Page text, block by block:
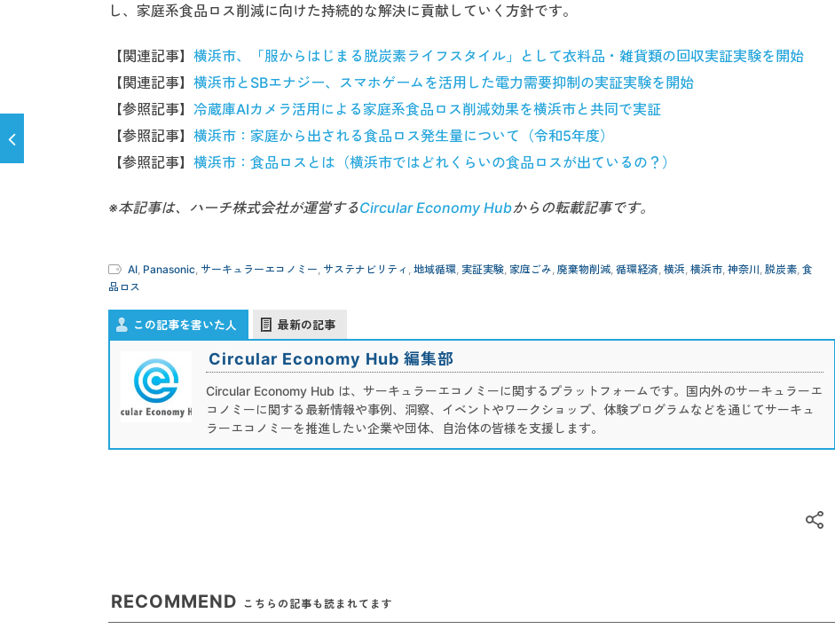
し、家庭系食品ロス削減に向けた持続的な解決に貢献していく方針です。
【関連記事】 横浜市、「服からはじまる脱炭素ライフスタイル」として衣料品・雑貨類の回収実証実験を開始
【関連記事】 横浜市とSBエナジー、スマホゲームを活用した電力需要抑制の実証実験を開始
【参照記事】 冷蔵庫AIカメラ活用による家庭系食品ロス削減効果を横浜市と共同で実証
【参照記事】 横浜市：家庭から出される食品ロス発生量について（令和5年度）
【参照記事】 横浜市：食品ロスとは（横浜市ではどれくらいの食品ロスが出ているの？）
※本記事は、ハーチ株式会社が運営するCircular Economy Hubからの転載記事です。
AI, Panasonic, サーキュラーエコノミー, サステナビリティ , 地域循環, 実証実験, 家庭ごみ, 廃棄物削減, 循環経済, 横浜, 横浜市, 神奈川, 脱炭素, 食
品ロス
この記事を書いた人 最新の記事
Circular Economy Hub 編集部
Circular Economy Hub は、サーキュラーエコノミーに関するプラットフォームです。国内外のサーキュラーエ
コノミーに関する最新情報や事例、洞察、イベントやワークショップ、体験プログラムなどを通じてサーキュ
ラーエコノミーを推進したい企業や団体、自治体の皆様を支援します。
RECOMMEND こちらの記事も読まれてます